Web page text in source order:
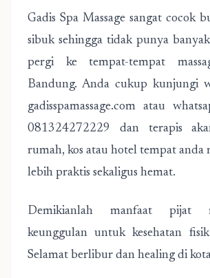
Gadis Spa Massage sangat cocok
sibuk sehingga tidak punya
pergi ke tempat-tempat
Bandung. Anda cukup kunjungi
gadisspamassage.com atau
081324272229 dan terapis
rumah, kos atau hotel tempat anda
lebih praktis sekaligus hemat.
Demikianlah manfaat pijat
keunggulan untuk kesehatan
Selamat berlibur dan healing di